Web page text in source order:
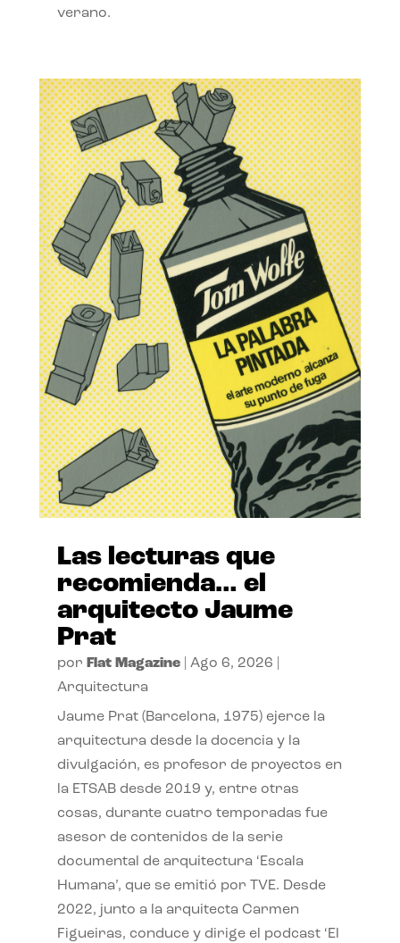
verano.
Las lecturas que
recomienda… el
arquitecto Jaume
Prat
por Flat Magazine| Ago 6, 2026
Arquitectura
Jaume Prat (Barcelona, 1975) ejerce la
arquitectura desde la docencia y la
divulgación, es profesor de proyectos en
la ETSAB desde 2019 y, entre otras
cosas, durante cuatro temporadas fue
asesor de contenidos de la serie
documental de arquitectura ‘Escala
Humana’, que se emitió por TVE. Desde
2022, junto a la arquitecta Carmen
Figueiras, conduce y dirige el podcast ‘El